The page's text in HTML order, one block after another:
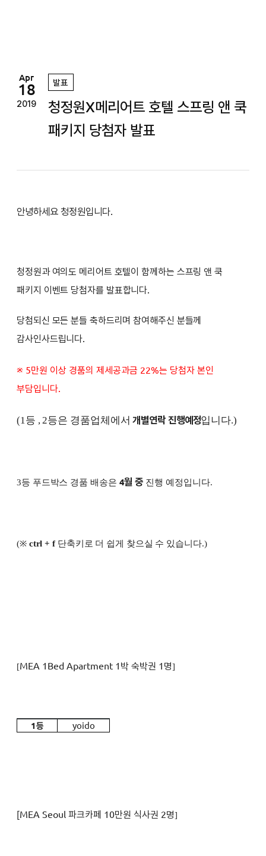
Apr
18
2019
발표
청정원X메리어트 호텔 스프링 앤 쿡
패키지 당첨자 발표
안녕하세요 청정원입니다.
청정원과 여의도 메리어트 호텔이 함께하는 스프링 앤 쿡
패키지 이벤트 당첨자를 발표합니다.
당첨되신 모든 분들 축하드리며 참여해주신 분들께
감사인사드립니다.
※ 5만원 이상 경품의 제세공과금 22%는 당첨자 본인
부담입니다.
(1등 , 2등은 경품업체에서개별연락 진행예정입니다.)
3등 푸드박스 경품 배송은 4월 중 진행 예정입니다.
(※ ctrl + f 단축키로 더 쉽게 찾으실 수 있습니다.)
[MEA 1Bed Apartment 1박 숙박권 1명]
1등 yoido
[MEA Seoul 파크카페 10만원 식사권 2명]